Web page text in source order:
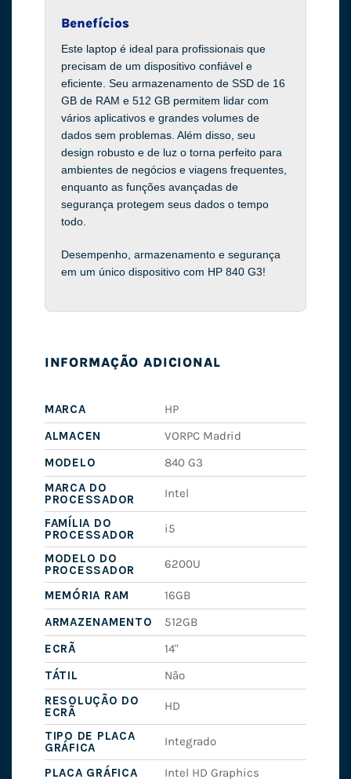
Benefícios
Este laptop é ideal para profissionais que
precisam de um dispositivo confiável e
eficiente. Seu armazenamento de SSD de 16
GB de RAM e 512 GB permitem lidar com
vários aplicativos e grandes volumes de
dados sem problemas. Além disso, seu
design robusto e de luz o torna perfeito para
ambientes de negócios e viagens frequentes,
enquanto as funções avançadas de
segurança protegem seus dados o tempo
todo.
Desempenho, armazenamento e segurança
em um único dispositivo com HP 840 G3!
INFORMAÇÃO ADICIONAL
MARCA
HP
ALMACEN
VORPC Madrid
MODELO
840 G3
MARCA DO
PROCESSADOR
Intel
FAMÍLIA DO
PROCESSADOR
i5
MODELO DO
PROCESSADOR
6200U
MEMÓRIA RAM
16GB
ARMAZENAMENTO
512GB
ECRÃ
14"
TÁTIL
Não
RESOLUÇÃO DO
ECRÃ
HD
TIPO DE PLACA
GRÁFICA
Integrado
PLACA GRÁFICA
Intel HD Graphics